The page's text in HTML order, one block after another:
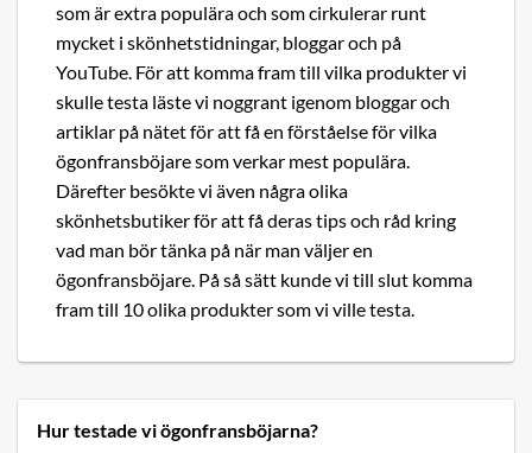
som är extra populära och som cirkulerar runt
mycket i skönhetstidningar, bloggar och på
YouTube. För att komma fram till vilka produkter vi
skulle testa läste vi noggrant igenom bloggar och
artiklar på nätet för att få en förståelse för vilka
ögonfransböjare som verkar mest populära.
Därefter besökte vi även några olika
skönhetsbutiker för att få deras tips och råd kring
vad man bör tänka på när man väljer en
ögonfransböjare. På så sätt kunde vi till slut komma
fram till 10 olika produkter som vi ville testa.
Hur testade vi ögonfransböjarna?